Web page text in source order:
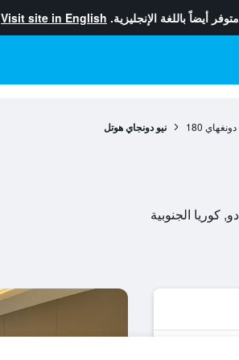
متوفر أيضاً باللغة الإنجليزية. Visit site in English
دونغهاي 180 نيو دونجاي هوتل